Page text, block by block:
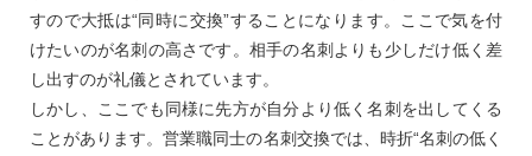
すので大抵は“同時に交換”することになります。ここで気を付
けたいのが名刺の高さです。相手の名刺よりも少しだけ低く差
し出すのが礼儀とされています。
しかし、ここでも同様に先方が自分より低く名刺を出してくる
ことがあります。営業職同士の名刺交換では、時折“名刺の低く